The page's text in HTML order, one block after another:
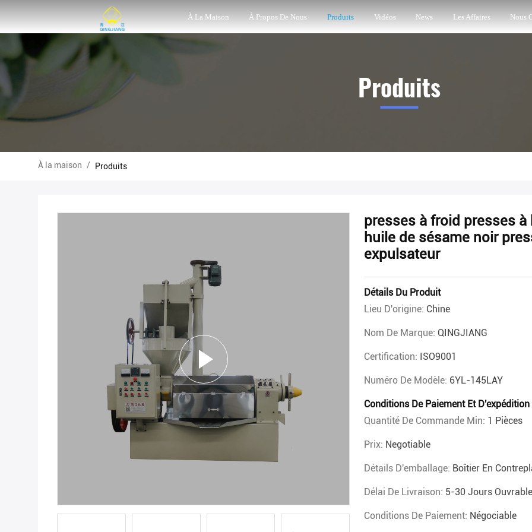
À La Maison À Propos De Nous Produits Vidéos News Les Affaires Nous
Produits
À la maison / Produits
presses à froid presses
huile de sésame noir
expulsateur
Détails Du Produit
Lieu D'origine: Chine
Nom De Marque: QINGJIANG
Certification: ISO9001
Numéro De Modèle: 6YL-145LAY
Conditions De Paiement Et D'expédition
Quantité De Commande Min: 1 Pièces
Prix: Negotiable
Détails D'emballage: Boîtier En
Délai De Livraison: 5-30 Jours
Conditions De Paiement: Négociable